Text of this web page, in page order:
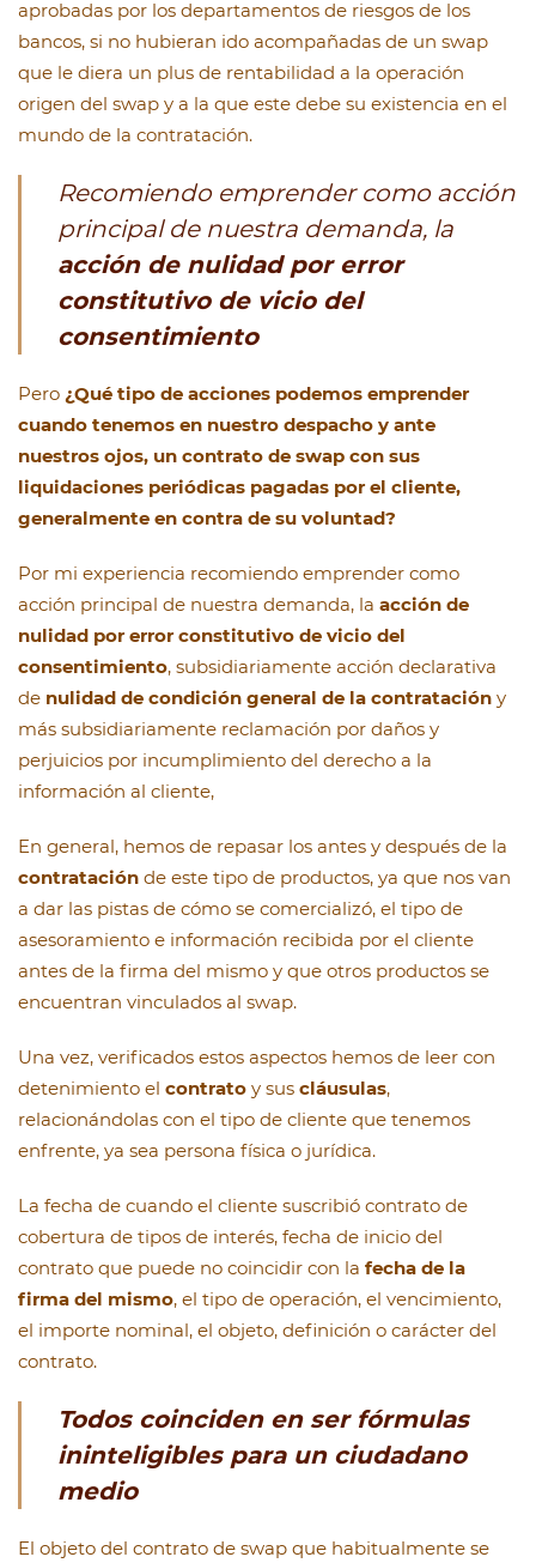
aprobadas por los departamentos de riesgos de los
bancos, si no hubieran ido acompañadas de un swap
que le diera un plus de rentabilidad a la operación
origen del swap y a la que este debe su existencia en el
mundo de la contratación.
Recomiendo emprender como acción
principal de nuestra demanda, la
acción de nulidad por error
constitutivo de vicio del
consentimiento
Pero ¿Qué tipo de acciones podemos emprender
cuando tenemos en nuestro despacho y ante
nuestros ojos, un contrato de swap con sus
liquidaciones periódicas pagadas por el cliente,
generalmente en contra de su voluntad?
Por mi experiencia recomiendo emprender como
acción principal de nuestra demanda, la acción de
nulidad por error constitutivo de vicio del
consentimiento, subsidiariamente acción declarativa
de nulidad de condición general de la contratación y
más subsidiariamente reclamación por daños y
perjuicios por incumplimiento del derecho a la
información al cliente,
En general, hemos de repasar los antes y después de la
contratación de este tipo de productos, ya que nos van
a dar las pistas de cómo se comercializó, el tipo de
asesoramiento e información recibida por el cliente
antes de la firma del mismo y que otros productos se
encuentran vinculados al swap.
Una vez, verificados estos aspectos hemos de leer con
detenimiento el contrato y sus cláusulas,
relacionándolas con el tipo de cliente que tenemos
enfrente, ya sea persona física o jurídica.
La fecha de cuando el cliente suscribió contrato de
cobertura de tipos de interés, fecha de inicio del
contrato que puede no coincidir con la fecha de la
firma del mismo, el tipo de operación, el vencimiento,
el importe nominal, el objeto, definición o carácter del
contrato.
Todos coinciden en ser fórmulas
ininteligibles para un ciudadano
medio
El objeto del contrato de swap que habitualmente se